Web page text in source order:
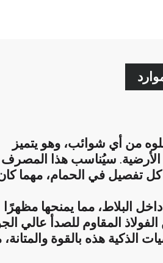
من أي شوائب، وهو يتميز
الأرضية. سيُناسب هذا المصرف
كل تفصيل في الحمام، مهما
البلاط، مما يمنحها مظهرًا
المقاوم للصدأ عالي
الذكية هذه بالقوة والمتانة،